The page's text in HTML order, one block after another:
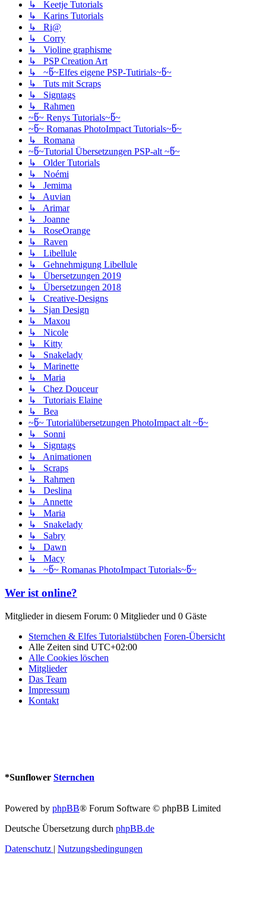
↳ Keetje Tutorials
↳ Karins Tutorials
↳ Ri@
↳ Corry
↳ Violine graphisme
↳ PSP Creation Art
↳ ~წ~Elfes eigene PSP-Tutirials~წ~
↳ Tuts mit Scraps
↳ Signtags
↳ Rahmen
~წ~ Renys Tutorials~წ~
~წ~ Romanas PhotoImpact Tutorials~წ~
↳ Romana
~წ~Tutorial Übersetzungen PSP-alt ~წ~
↳ Older Tutorials
↳ Noémi
↳ Jemima
↳ Auvian
↳ Arimar
↳ Joanne
↳ RoseOrange
↳ Raven
↳ Libellule
↳ Gehnehmigung Libellule
↳ Übersetzungen 2019
↳ Übersetzungen 2018
↳ Creative-Designs
↳ Sjan Design
↳ Maxou
↳ Nicole
↳ Kitty
↳ Snakelady
↳ Marinette
↳ Maria
↳ Chez Douceur
↳ Tutoriais Elaine
↳ Bea
~წ~ Tutorialübersetzungen PhotoImpact alt ~წ~
↳ Sonni
↳ Signtags
↳ Animationen
↳ Scraps
↳ Rahmen
↳ Deslina
↳ Annette
↳ Maria
↳ Snakelady
↳ Sabry
↳ Dawn
↳ Macy
↳ ~წ~ Romanas PhotoImpact Tutorials~წ~
Wer ist online?
Mitglieder in diesem Forum: 0 Mitglieder und 0 Gäste
Sternchen & Elfes Tutorialstübchen Foren-Übersicht
Alle Zeiten sind UTC+02:00
Alle Cookies löschen
Mitglieder
Das Team
Impressum
Kontakt
*Sunflower Sternchen
Powered by phpBB® Forum Software © phpBB Limited
Deutsche Übersetzung durch phpBB.de
Datenschutz | Nutzungsbedingungen